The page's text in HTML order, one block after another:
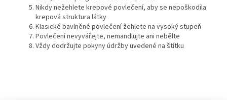
Nikdy nežehlete krepové povlečení, aby se nepoškodila
krepová struktura látky
Klasické bavlněné povlečení žehlete na vysoký stupeň
Povlečení nevyvářejte, nemandlujte ani nebělte
Vždy dodržujte pokyny údržby uvedené na štítku